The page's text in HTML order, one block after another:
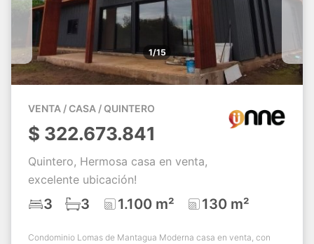
1/15
VENTA / CASA / QUINTERO
$ 322.673.841
Quintero, Hermosa casa en venta,
excelente ubicación!
3 3 1.100 m² 130 m²
Condominio Lomas de Mantagua Moderna casa en venta, con